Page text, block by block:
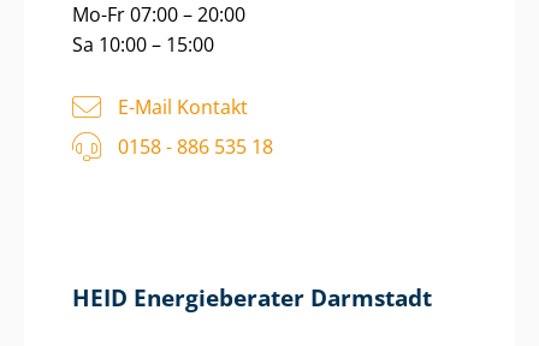
Mo-Fr 07:00 – 20:00
Sa 10:00 – 15:00
E-Mail Kontakt
0158 - 886 535 18
HEID Energieberater Darmstadt